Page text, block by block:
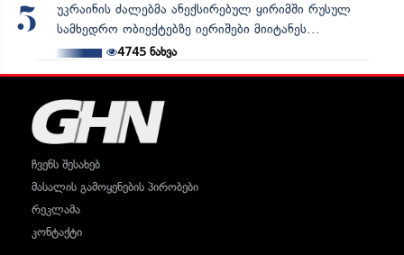
5
უკრაინის ძალებმა ანექსირებულ ყირიმში რუსულ
სამხედრო ობიექტებზე იერიშები მიიტანეს...
4745ნახვა
ჩვენს შესახებ
მასალის გამოყენების პირობები
რეკლამა
კონტაქტი